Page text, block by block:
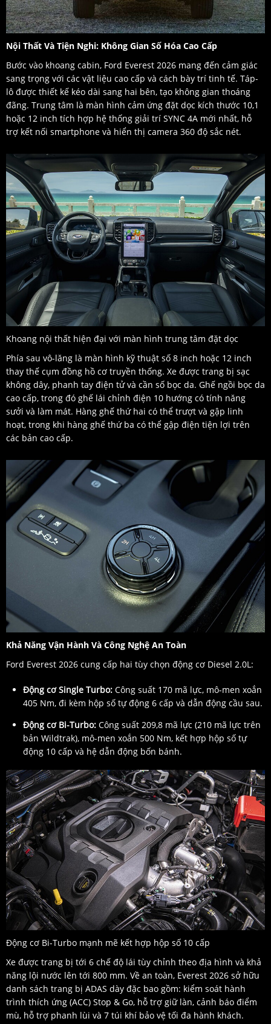
Nội Thất Và Tiện Nghi: Không Gian Số Hóa Cao Cấp
Bước vào khoang cabin, Ford Everest 2026 mang đến cảm giác
sang trọng với các vật liệu cao cấp và cách bày trí tinh tế. Táp-
lô được thiết kế kéo dài sang hai bên, tạo không gian thoáng
đãng. Trung tâm là màn hình cảm ứng đặt dọc kích thước 10,1
hoặc 12 inch tích hợp hệ thống giải trí SYNC 4A mới nhất, hỗ
trợ kết nối smartphone và hiển thị camera 360 độ sắc nét.
Khoang nội thất hiện đại với màn hình trung tâm đặt dọc
Phía sau vô-lăng là màn hình kỹ thuật số 8 inch hoặc 12 inch
thay thế cụm đồng hồ cơ truyền thống. Xe được trang bị sạc
không dây, phanh tay điện tử và cần số bọc da. Ghế ngồi bọc da
cao cấp, trong đó ghế lái chỉnh điện 10 hướng có tính năng
sưởi và làm mát. Hàng ghế thứ hai có thể trượt và gập linh
hoạt, trong khi hàng ghế thứ ba có thể gập điện tiện lợi trên
các bản cao cấp.
Khả Năng Vận Hành Và Công Nghệ An Toàn
Ford Everest 2026 cung cấp hai tùy chọn động cơ Diesel 2.0L:
Động cơ Single Turbo: Công suất 170 mã lực, mô-men xoắn
405 Nm, đi kèm hộp số tự động 6 cấp và dẫn động cầu sau.
Động cơ Bi-Turbo: Công suất 209,8 mã lực (210 mã lực trên
bản Wildtrak), mô-men xoắn 500 Nm, kết hợp hộp số tự
động 10 cấp và hệ dẫn động bốn bánh.
Động cơ Bi-Turbo mạnh mẽ kết hợp hộp số 10 cấp
Xe được trang bị tới 6 chế độ lái tùy chỉnh theo địa hình và khả
năng lội nước lên tới 800 mm. Về an toàn, Everest 2026 sở hữu
danh sách trang bị ADAS dày đặc bao gồm: kiểm soát hành
trình thích ứng (ACC) Stop & Go, hỗ trợ giữ làn, cảnh báo điểm
mù, hỗ trợ phanh lùi và 7 túi khí bảo vệ tối đa hành khách.